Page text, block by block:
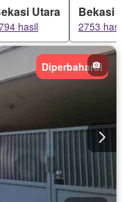
Utara
hasil
Bekasi
2753
Diperbaharui